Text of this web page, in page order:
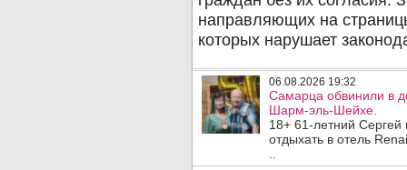
06.08.2026 19:32
Самарца обвинили в
Шарм-эль-Шейхе.
18+ 61-летний
отдыхать в отель